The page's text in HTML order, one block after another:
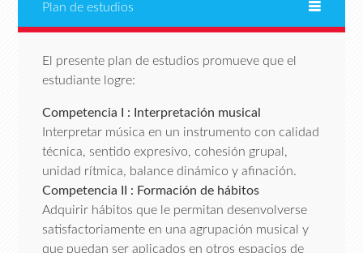
Plan de estudios
El presente plan de estudios promueve que el
estudiante logre:
Competencia I : Interpretación musical
Interpretar música en un instrumento con calidad
técnica, sentido expresivo, cohesión grupal,
unidad rítmica, balance dinámico y afinación.
Competencia II : Formación de hábitos
Adquirir hábitos que le permitan desenvolverse
satisfactoriamente en una agrupación musical y
que puedan ser aplicados en otros espacios de